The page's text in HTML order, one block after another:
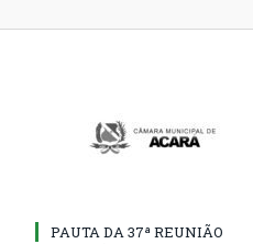
PAUTA DA 37ª REUNIÃO